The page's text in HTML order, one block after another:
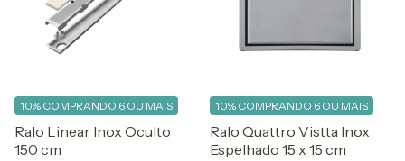
Ralo Linear Inox Oculto
150 cm
10% COMPRANDO 6 OU MAIS
Ralo Quattro Vistta Inox
Espelhado 15 x 15 cm
10% COMPRANDO 6 OU MAIS